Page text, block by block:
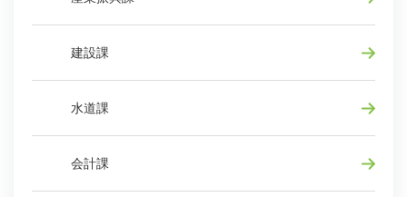
建設課
水道課
会計課